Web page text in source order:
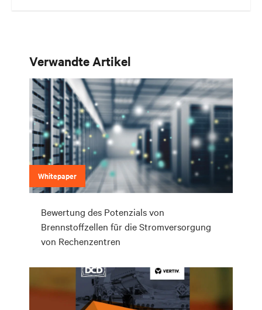
Verwandte Artikel
Whitepaper
Bewertung des Potenzials von
Brennstoffzellen für die Stromversorgung
von Rechenzentren